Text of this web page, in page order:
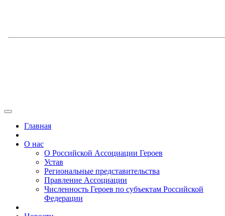
Главная
О нас
О Российской Ассоциации Героев
Устав
Региональные представительства
Правление Ассоциации
Численность Героев по субъектам Российской
Федерации